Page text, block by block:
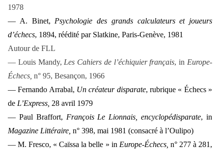
1978
— A. Binet, Psychologie des grands calculateurs et joueurs
d’échecs, 1894, réédité par Slatkine, Paris-Genève, 1981
Autour de FLL
— Louis Mandy, Les Cahiers de l’échiquier français, in Europe-
Échecs, n° 95, Besançon, 1966
— Fernando Arrabal, Un créateur disparate, rubrique « Échecs »
de L’Express, 28 avril 1979
— Paul Braffort, François Le Lionnais, encyclopédisparate, in
Magazine Littéraire, n° 398, mai 1981 (consacré à l’Oulipo)
— M. Fresco, « Caïssa la belle » in Europe-Échecs, n° 277 à 281,